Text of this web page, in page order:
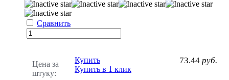
Сравнить
Цена за
штуку:
73.44 руб.
Купить
Купить в 1 клик